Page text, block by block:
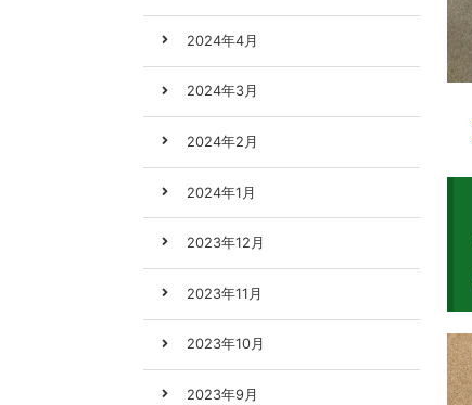
2024年4月
2024年3月
2024年2月
2024年1月
2023年12月
2023年11月
2023年10月
2023年9月